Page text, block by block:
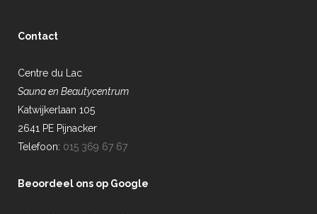
Contact
Centre du Lac
Sauna en Beautycentrum
Katwijkerlaan 105
2641 PE Pijnacker
Telefoon: 015 369 67 67
Beoordeel ons op Google